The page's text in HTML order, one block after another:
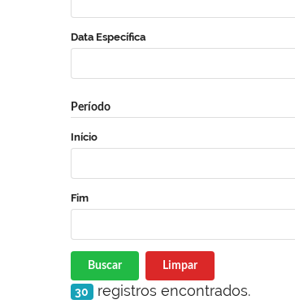
Data Específica
Período
Início
Fim
Buscar Limpar
30 registros encontrados.